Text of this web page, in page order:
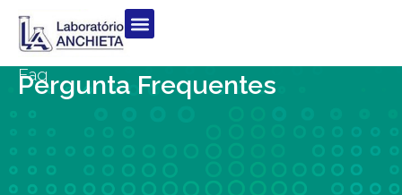
Faq
Pergunta Frequentes